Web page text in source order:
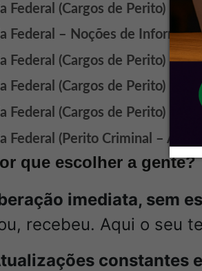
Federal (Cargos de Perito)
Federal – Noções de
Federal (Cargos de Perito)
Federal (Cargos de Perito)
Federal (Cargos de Perito)
Federal (Perito Criminal –
que escolher a gente?
imediata, sem
recebeu. Aqui o seu
constantes